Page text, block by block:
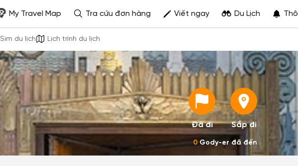
My Travel Map Tra cứu đơn hàng Viết ngay Du Lịch
Sim du lịch Lịch trình du lịch
Đã đi Sắp đi
0 Gody-er đã đến